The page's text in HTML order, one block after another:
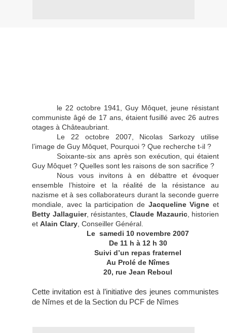
le 22 octobre 1941, Guy Môquet, jeune résistant
communiste âgé de 17 ans, étaient fusillé avec 26 autres
otages à Châteaubriant.
Le 22 octobre 2007, Nicolas Sarkozy utilise
l’image de Guy Môquet, Pourquoi ? Que recherche t-il ?
Soixante-six ans après son exécution, qui étaient
Guy Môquet ? Quelles sont les raisons de son sacrifice ?
Nous vous invitons à en débattre et évoquer
ensemble l’histoire et la réalité de la résistance au
nazisme et à ses collaborateurs durant la seconde guerre
mondiale, avec la participation de Jacqueline Vigne et
Betty Jallaguier, résistantes,Claude Mazauric, historien
etAlain Clary , Conseiller Général.
Le samedi 10 novembre 2007
De 11 h à 12 h 30
Suivi d’un repas fraternel
Au Prolé de Nîmes
20, rue Jean Reboul
Cette invitation est à l’initiative des jeunes communistes
de Nîmes et de la Section du PCF de Nîmes